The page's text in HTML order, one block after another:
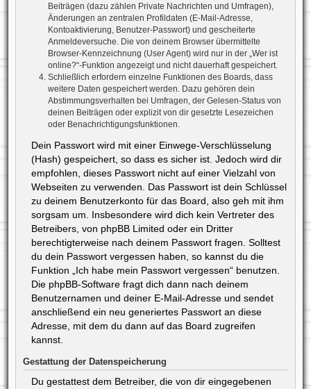
Beiträgen (dazu zählen Private Nachrichten und Umfragen),
Änderungen an zentralen Profildaten (E-Mail-Adresse,
Kontoaktivierung, Benutzer-Passwort) und gescheiterte
Anmeldeversuche. Die von deinem Browser übermittelte
Browser-Kennzeichnung (User Agent) wird nur in der „Wer ist
online?“-Funktion angezeigt und nicht dauerhaft gespeichert.
Schließlich erfordern einzelne Funktionen des Boards, dass
weitere Daten gespeichert werden. Dazu gehören dein
Abstimmungsverhalten bei Umfragen, der Gelesen-Status von
deinen Beiträgen oder explizit von dir gesetzte Lesezeichen
oder Benachrichtigungsfunktionen.
Dein Passwort wird mit einer Einwege-Verschlüsselung
(Hash) gespeichert, so dass es sicher ist. Jedoch wird dir
empfohlen, dieses Passwort nicht auf einer Vielzahl von
Webseiten zu verwenden. Das Passwort ist dein Schlüssel
zu deinem Benutzerkonto für das Board, also geh mit ihm
sorgsam um. Insbesondere wird dich kein Vertreter des
Betreibers, von phpBB Limited oder ein Dritter
berechtigterweise nach deinem Passwort fragen. Solltest
du dein Passwort vergessen haben, so kannst du die
Funktion „Ich habe mein Passwort vergessen“ benutzen.
Die phpBB-Software fragt dich dann nach deinem
Benutzernamen und deiner E-Mail-Adresse und sendet
anschließend ein neu generiertes Passwort an diese
Adresse, mit dem du dann auf das Board zugreifen
kannst.
Gestattung der Datenspeicherung
Du gestattest dem Betreiber, die von dir eingegebenen